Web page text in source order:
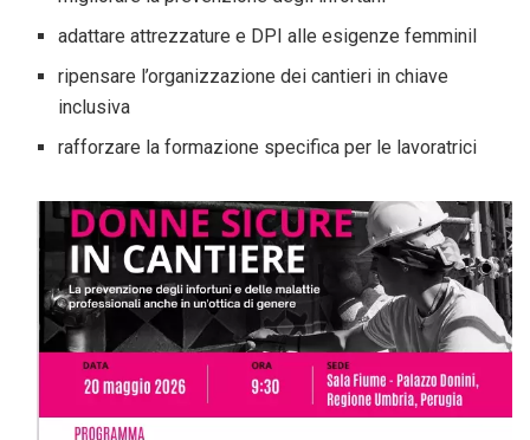
adattare attrezzature e DPI alle esigenze femminil
ripensare l’organizzazione dei cantieri in chiave
inclusiva
rafforzare la formazione specifica per le lavoratrici